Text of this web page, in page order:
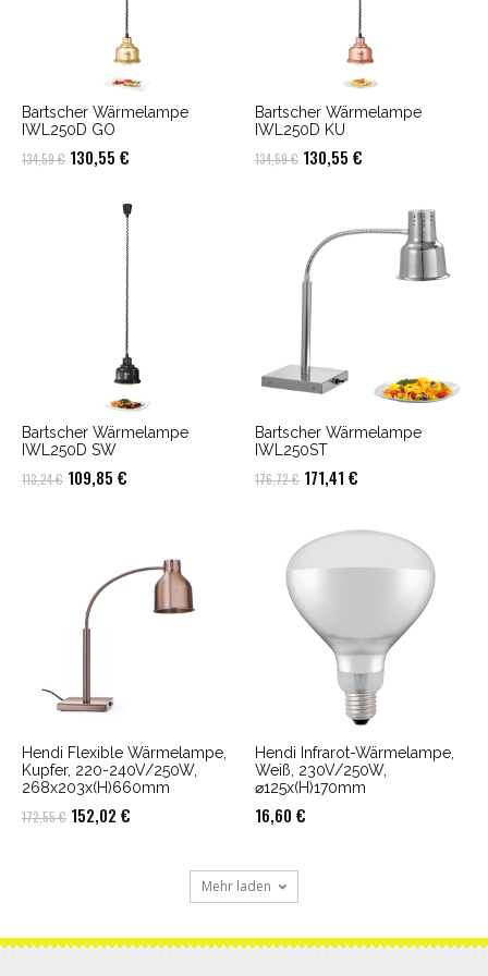
Bartscher Wärmelampe
IWL250D GO
134,59€ Ursprünglicher
134,59 €
130,55 €
ist:
Bartscher Wärmelampe
IWL250D KU
134,59€ Ursprünglicher
134,59 €
130,55 €
130,55 €.
Bartscher Wärmelampe
IWL250D SW
113,24€ Ursprünglicher
109,85 €
109,85 €.
Bartscher Wärmelampe
IWL250ST
176,72€ Ursprünglicher
war:
171,41 €
ist:
Hendi Flexible Wärmelampe,
Kupfer, 220-240V/250W,
268x203x(H)660mm
172,55€ Ursprünglicher
152,02 €
Hendi Infrarot-Wärmelampe,
Weiß, 230V/250W,
⌀125x(H)170mm
16,60 €
Mehr laden